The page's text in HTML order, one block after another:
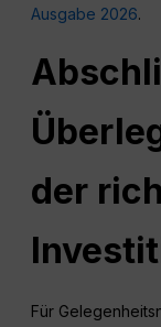
Ausgabe 2026.
der
Für